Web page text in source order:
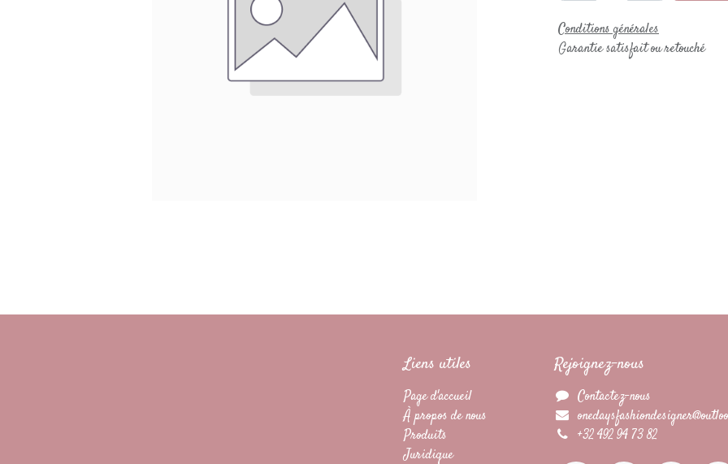
Conditions générales
Garantie satisfait ou retouché
Liens utiles
Page d'accueil
À propos de nous
Produits
Juridique
Rejoignez-nous
Contactez-nous
+32 492 94 73 82